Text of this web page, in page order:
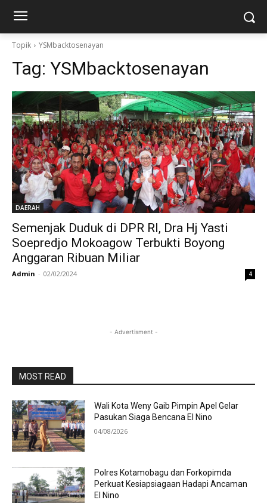
Topik YSMbacktosenayan
Tag: YSMbacktosenayan
DAERAH
Semenjak Duduk di DPR RI, Dra Hj Yasti
Soepredjo Mokoagow Terbukti Boyong
Anggaran Ribuan Miliar
Admin - 02/02/2024 4
- Advertisment -
MOST READ
Wali Kota Weny Gaib Pimpin Apel Gelar
Pasukan Siaga Bencana El Nino
04/08/2026
Polres Kotamobagu dan Forkopimda
Perkuat Kesiapsiagaan Hadapi Ancaman
El Nino